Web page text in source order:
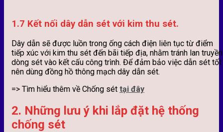
1.7 Kết nối dây dẫn sét với kim thu sét.
Dây dẫn sẽ được luồn trong ống cách điện liên tục từ điểm
tiếp xúc với kim thu sét đến bãi tiếp địa, nhằm tránh lan truyền
dòng sét vào kết cấu công trình. Để đảm bảo việc dẫn sét tốt
nên dùng đồng hồ thông mạch dây dẫn sét.
=> Tìm hiểu thêm về Chống sét tại đây
2. Những lưu ý khi lắp đặt hệ thống
chống sét